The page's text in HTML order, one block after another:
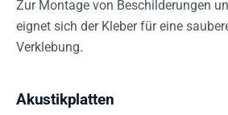
Zur Montage von Beschilderungen
eignet sich der Kleber für eine
Verklebung.
Akustikplatten